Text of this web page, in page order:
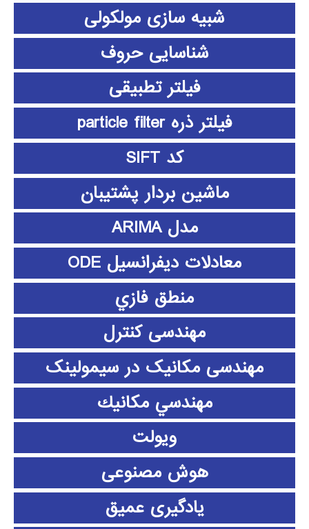
شبیه سازی مولکولی
شناسایی حروف
فیلتر تطبیقی
فیلتر ذره particle filter
کد SIFT
ماشین بردار پشتیبان
مدل ARIMA
معادلات دیفرانسیل ODE
منطق فازي
مهندسی کنترل
مهندسی مکانیک در سیمولینک
مهندسي مكانيك
ویولت
هوش مصنوعی
یادگیری عمیق